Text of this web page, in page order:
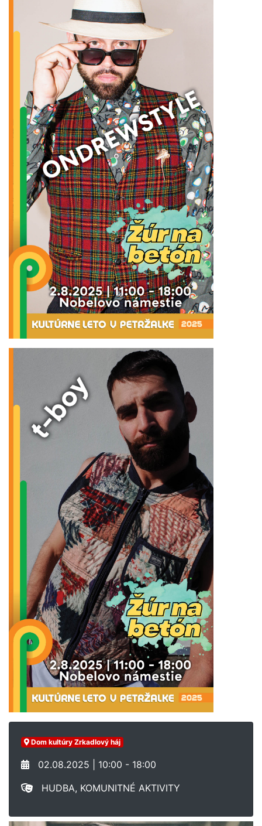
Dom kultúry Zrkadlový háj
02.08.2025 | 10:00 - 18:00
HUDBA, KOMUNITNÉ AKTIVITY